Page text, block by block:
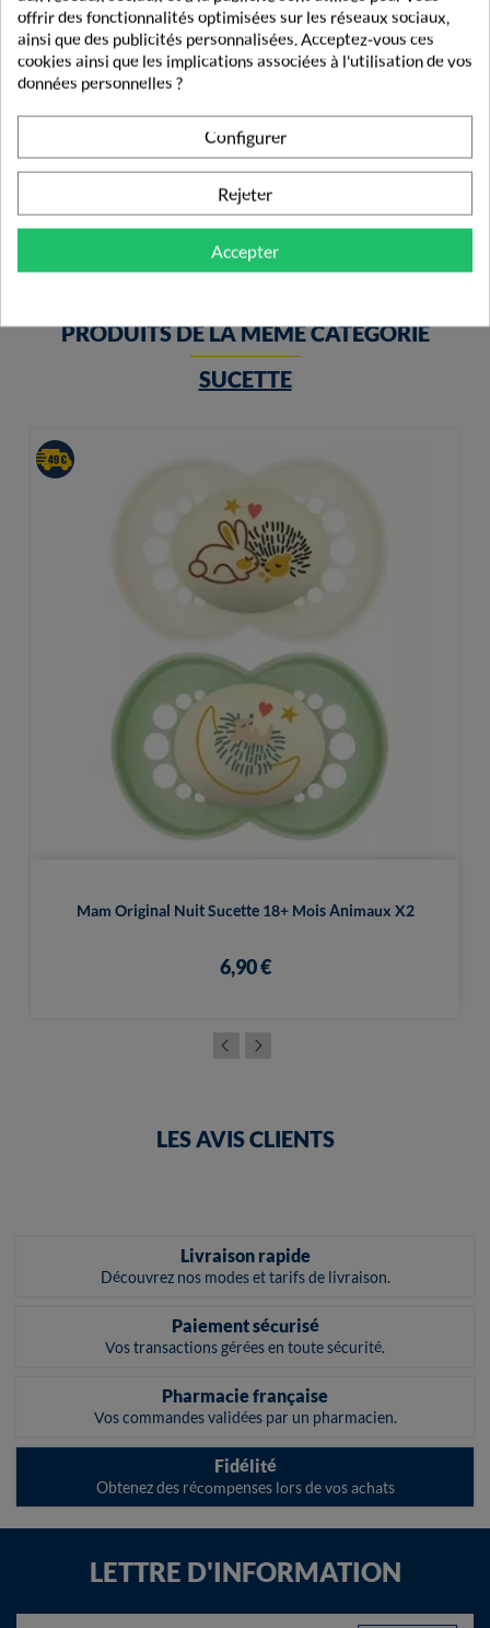
Goupillon Biberon Bleu Philips Avent
7,49 €
PRODUITS DE LA MÊME CATÉGORIE
SUCETTE
Mam Original Nuit Sucette 18+ Mois Animaux X2
6,90 €
LES AVIS CLIENTS
Livraison rapide
Découvrez nos modes et tarifs de livraison.
Paiement sécurisé
Vos transactions gérées en toute sécurité.
Pharmacie française
Vos commandes validées par un pharmacien.
Fidélité
Obtenez des récompenses lors de vos achats
LETTRE D'INFORMATION
offrir des fonctionnalités optimisées sur les réseaux sociaux,
ainsi que des publicités personnalisées. Acceptez-vous ces
cookies ainsi que les implications associées à l'utilisation de vos
données personnelles ?
Configurer
Rejeter
Accepter